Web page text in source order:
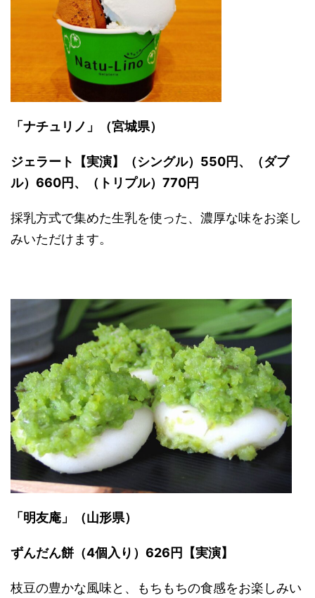
「ナチュリノ」（宮城県）
ジェラート【実演】（シングル）550円、（ダブ
ル）660円、（トリプル）770円
採乳方式で集めた生乳を使った、濃厚な味をお楽し
みいただけます。
「明友庵」（山形県）
ずんだん餅（4個入り）626円【実演】
枝豆の豊かな風味と、もちもちの食感をお楽しみい